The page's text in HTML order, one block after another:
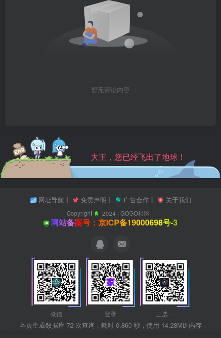
暂无评论内容
大王，您已经飞出了地球！
网址导航丨 免责声明 丨 广告合作丨 关于我们
Copyright 2024 ·GOGO社区
网站备案号：京ICP备19000698号-3
微信 登录 三选一
本页生成数据库 72 次查询，耗时 0.860 秒，使用 14.28MB 内存